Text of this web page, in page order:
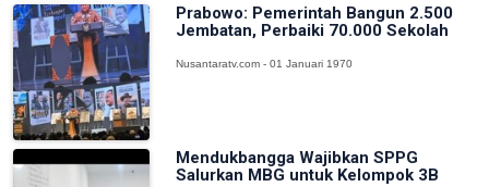
Prabowo: Pemerintah Bangun 2.500
Jembatan, Perbaiki 70.000 Sekolah
Nusantaratv.com - 01 Januari 1970
Mendukbangga Wajibkan SPPG
Salurkan MBG untuk Kelompok 3B